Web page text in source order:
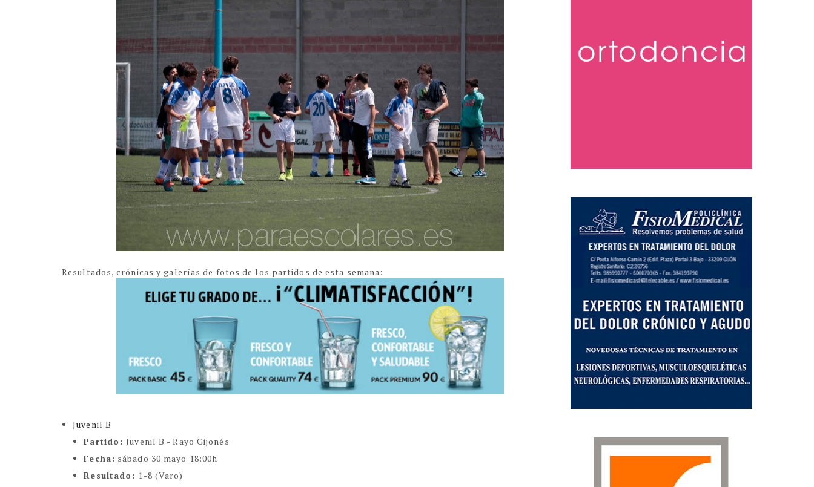
Resultados, crónicas y galerías de fotos de los partidos de esta semana:
Juvenil B
Partido:Juvenil B - Rayo Gijonés
Fecha: sábado 30 mayo 18:00h
Resultado: 1-8 (Varo)